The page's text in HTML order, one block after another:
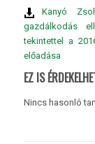
Kanyó
gazdálkodás
tekintettel a
előadása
EZ IS
Nincs hasonló